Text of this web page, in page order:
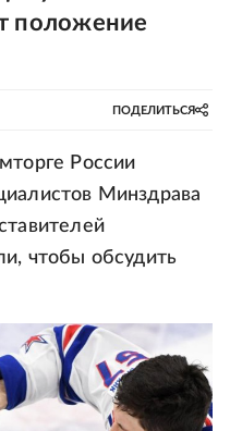
положение
ПОДЕЛИТЬСЯ
России
Минздрава
чтобы обсудить